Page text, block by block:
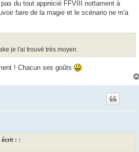
du tout apprécié FFVIII nottament à
faire de la magie et le scénario ne m'a
je l'ai trouvé très moyen.
! Chacun ses goûts
écrit : ↑